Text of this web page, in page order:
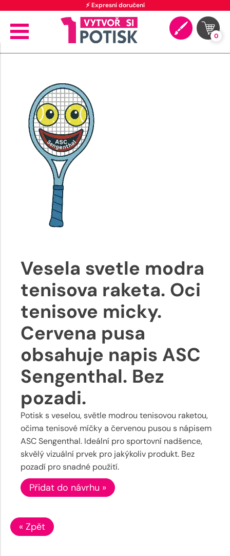
⚡ Expresní doručení
0
Vesela svetle modra
tenisova raketa. Oci
tenisove micky.
Cervena pusa
obsahuje napis ASC
Sengenthal. Bez
pozadi.
Potisk s veselou, světle modrou tenisovou raketou,
očima tenisové míčky a červenou pusou s nápisem
ASC Sengenthal. Ideální pro sportovní nadšence,
skvělý vizuální prvek pro jakýkoliv produkt. Bez
pozadí pro snadné použití.
Přidat do návrhu »
« Zpět